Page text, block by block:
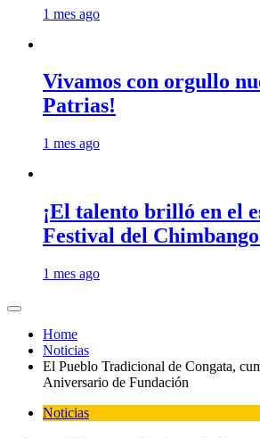
1 mes ago
Vivamos con orgullo
Patrias!
1 mes ago
¡El talento brilló en el
Festival del
1 mes ago
Home
Noticias
El Pueblo Tradicional de Congata,
Aniversario de Fundación
Noticias